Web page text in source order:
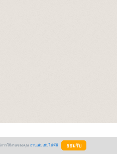
การใช้งานของคุณ อ่านเพิ่มเติมได้ที่นี่